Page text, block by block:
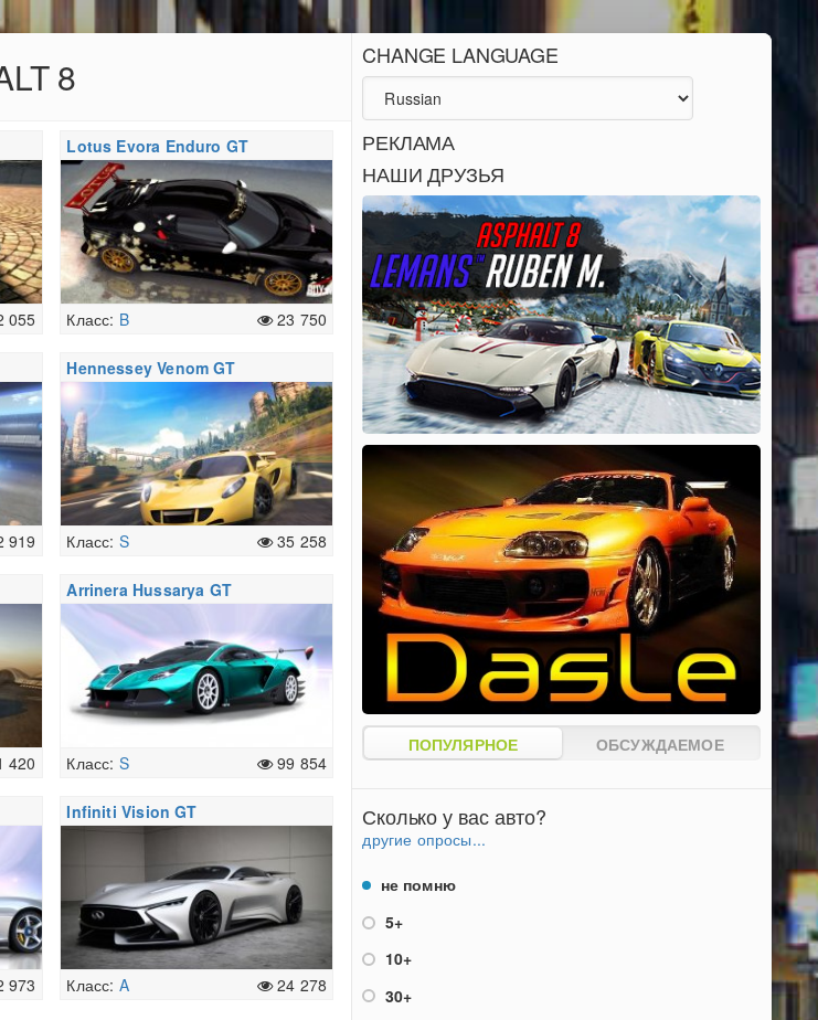
8
055
Lotus Evora Enduro GT
Класс: B 23 750
919
Hennessey Venom GT
Класс: S 35 258
420
Arrinera Hussarya GT
Класс: S 99 854
973
Infiniti Vision GT
Класс: A 24 278
CHANGE LANGUAGE
РЕКЛАМА
НАШИ ДРУЗЬЯ
ПОПУЛЯРНОЕ ОБСУЖДАЕМОЕ
Сколько у вас авто?
другие опросы...
не помню
5+
10+
30+